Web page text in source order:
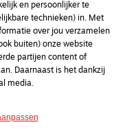
en persoonlijker te
technieken) in. Met
over jou verzamelen
buiten) onze website
partijen content of
Daarnaast is het dankzij
media.